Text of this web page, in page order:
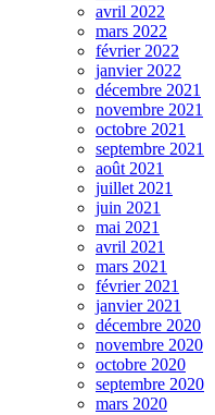
avril 2022
mars 2022
février 2022
janvier 2022
décembre 2021
novembre 2021
octobre 2021
septembre 2021
août 2021
juillet 2021
juin 2021
mai 2021
avril 2021
mars 2021
février 2021
janvier 2021
décembre 2020
novembre 2020
octobre 2020
septembre 2020
mars 2020